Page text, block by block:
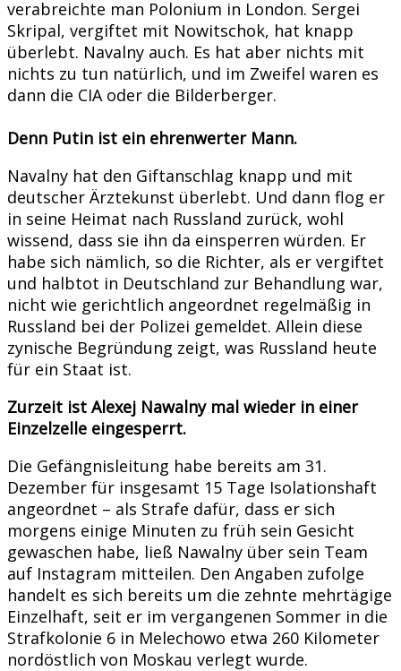
verabreichte man Polonium in London. Sergei
Skripal, vergiftet mit Nowitschok, hat knapp
überlebt. Navalny auch. Es hat aber nichts mit
nichts zu tun natürlich, und im Zweifel waren es
dann die CIA oder die Bilderberger.
Denn Putin ist ein ehrenwerter Mann.
Navalny hat den Giftanschlag knapp und mit
deutscher Ärztekunst überlebt. Und dann flog er
in seine Heimat nach Russland zurück, wohl
wissend, dass sie ihn da einsperren würden. Er
habe sich nämlich, so die Richter, als er vergiftet
und halbtot in Deutschland zur Behandlung war,
nicht wie gerichtlich angeordnet regelmäßig in
Russland bei der Polizei gemeldet. Allein diese
zynische Begründung zeigt, was Russland heute
für ein Staat ist.
Zurzeit ist Alexej Nawalny mal wieder in einer
Einzelzelle eingesperrt.
Die Gefängnisleitung habe bereits am 31.
Dezember für insgesamt 15 Tage Isolationshaft
angeordnet – als Strafe dafür, dass er sich
morgens einige Minuten zu früh sein Gesicht
gewaschen habe, ließ Nawalny über sein Team
auf Instagram mitteilen. Den Angaben zufolge
handelt es sich bereits um die zehnte mehrtägige
Einzelhaft, seit er im vergangenen Sommer in die
Strafkolonie 6 in Melechowo etwa 260 Kilometer
nordöstlich von Moskau verlegt wurde.